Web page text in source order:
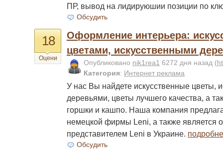
ПР, вывод на лидируюшии позиции по
Обсудить
18
Оцени
Оформление интерьера:
цветами, искусственными
Опубликовано nik1rea1 6272 дня назад (
Категория: Интернет реклама
У нас Вы найдете искусственные цветы,
деревьями, цветы лучшего качества, а
горшки и кашпо. Наша компания
немецкой фирмы Leni, а также является
представителем Leni в Украине.
Обсудить